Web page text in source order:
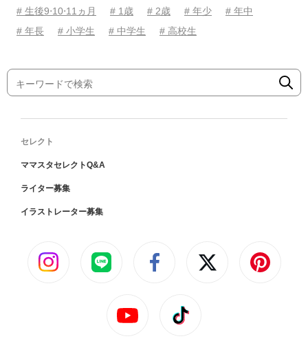
# 生後9⋅10⋅11ヵ月
# 1歳 # 2歳 # 年少
# 年中
# 年長
# 小学生 # 中学生 # 高校生
セレクト
ママスタセレクトQ&A
ライター募集
イラストレーター募集